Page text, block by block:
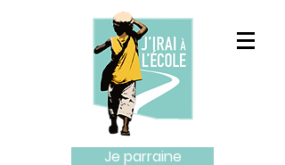
Je parraine